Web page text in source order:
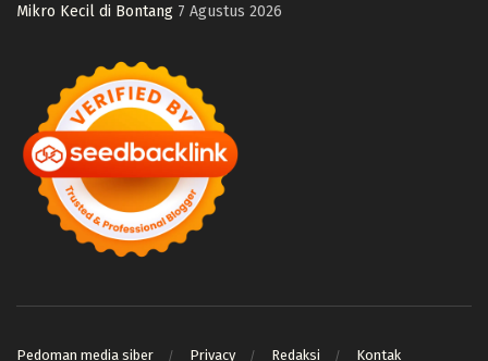
Mikro Kecil di Bontang 7 Agustus 2026
Pedoman media siber Privacy Redaksi Kontak